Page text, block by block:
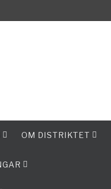
OM DISTRIKTET